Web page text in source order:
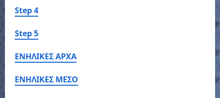
Step 4
Step 5
ΕΝΗΛΙΚΕΣ ΑΡΧΑ
ΕΝΗΛΙΚΕΣ ΜΕΣΟ